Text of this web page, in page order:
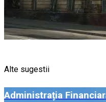
Alte sugestii
Administrația